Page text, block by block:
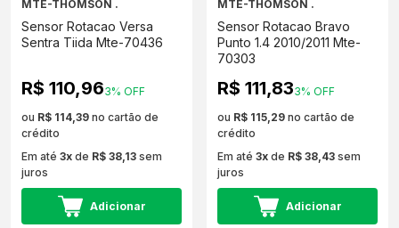
MTE-THOMSON .
Sensor Rotacao Versa
Sentra Tiida Mte-70436
R$ 110,963% OFF
ou R$ 114,39 no cartão de
crédito
Em até 3x de R$ 38,13 sem
juros
Adicionar
MTE-THOMSON .
Sensor Rotacao Bravo
Punto 1.4 2010/2011 Mte-
70303
R$ 111,833% OFF
ou R$ 115,29 no cartão de
crédito
Em até 3x de R$ 38,43 sem
juros
Adicionar